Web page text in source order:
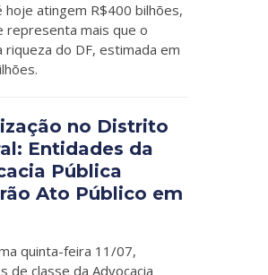
hoje atingem R$400 bilhões,
representa mais que o
riqueza do DF, estimada em
no Distrito
Entidades da
Pública
Ato Público em
quinta-feira 11/07,
de classe da Advocacia